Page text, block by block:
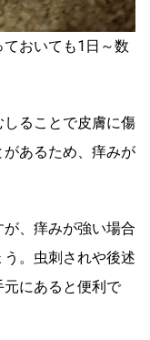
おいても1日～数
ることで皮膚に傷
あるため、痒みが
、痒みが強い場合
。虫刺されや後述
にあると便利で